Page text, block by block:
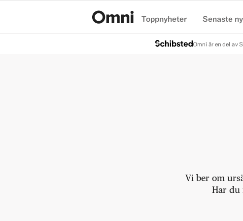
Toppnyheter Senaste
Omni är en del av
Vi ber om
Har du